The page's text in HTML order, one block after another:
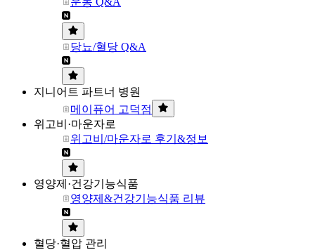
당뇨/혈당 Q&A
지니어트 파트너 병원
메이퓨어 고덕점
위고비·마운자로
위고비/마운자로 후기&정보
영양제·건강기능식품
영양제&건강기능식품 리뷰
혈당·혈압 관리